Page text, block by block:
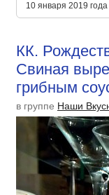
10 января 2019 года
КК.
Свиная
грибным
в группе Наши